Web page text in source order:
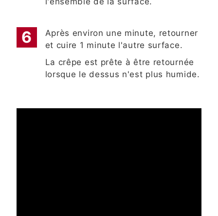
Après environ une minute, retourner
et cuire 1 minute l'autre surface.
La crêpe est prête à être retournée
lorsque le dessus n'est plus humide.